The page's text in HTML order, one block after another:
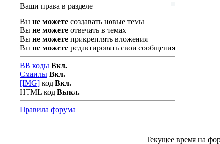
Ваши права в разделе
Вы не можете создавать новые темы
Вы не можете отвечать в темах
Вы не можете прикреплять вложения
Вы не можете редактировать свои сообщения
BB коды Вкл.
Смайлы Вкл.
[IMG] код Вкл.
HTML код Выкл.
Правила форума
Текущее время на